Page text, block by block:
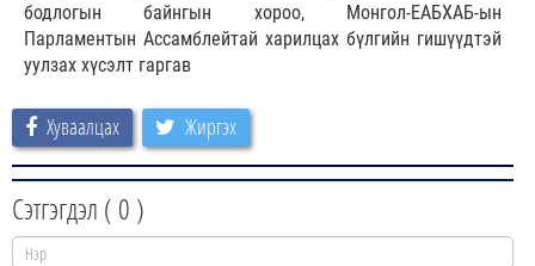
бодлогын байнгын хороо, Монгол-ЕАБХАБ-ын
Парламентын Ассамблейтай харилцах бүлгийн гишүүдтэй
уулзах хүсэлт гаргав
Хуваалцах Жиргэх
Сэтгэгдэл ( 0 )